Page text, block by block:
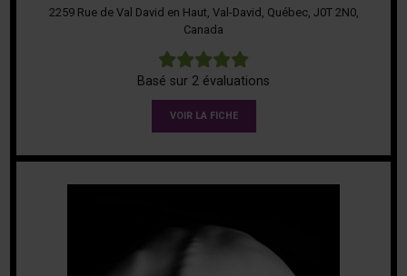
2259 Rue de Val David en Haut, Val-David, Québec, J0T 2N0,
Canada
Basé sur 2 évaluations
VOIR LA FICHE